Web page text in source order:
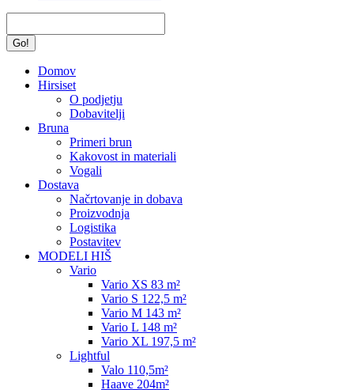
Domov
Hirsiset
O podjetju
Dobavitelji
Bruna
Primeri brun
Kakovost in materiali
Vogali
Dostava
Načrtovanje in dobava
Proizvodnja
Logistika
Postavitev
MODELI HIŠ
Vario
Vario XS 83 m²
Vario S 122,5 m²
Vario M 143 m²
Vario L 148 m²
Vario XL 197,5 m²
Lightful
Valo 110,5m²
Haave 204m²